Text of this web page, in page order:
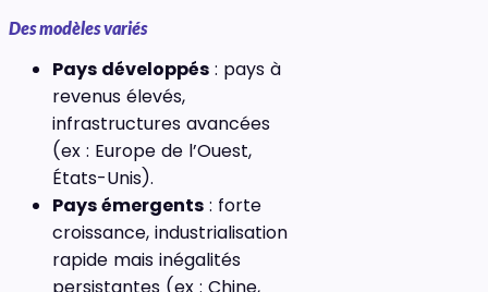
Des modèles variés
Pays développés : pays à
revenus élevés,
infrastructures avancées
(ex : Europe de l’Ouest,
États-Unis).
Pays émergents : forte
croissance, industrialisation
rapide mais inégalités